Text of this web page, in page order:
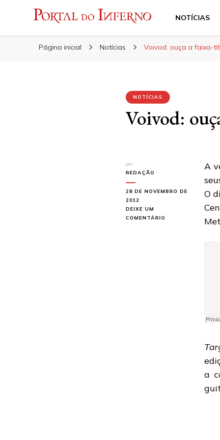
Portal do Inferno
NOTÍCIAS
Página inicial Notícias Voivod: ouça a faixa-
NOTÍCIAS
Voivod:
por
REDAÇÃO
28 DE NOVEMBRO DE
2012
DEIXE UM
COMENTÁRIO
A
O
a